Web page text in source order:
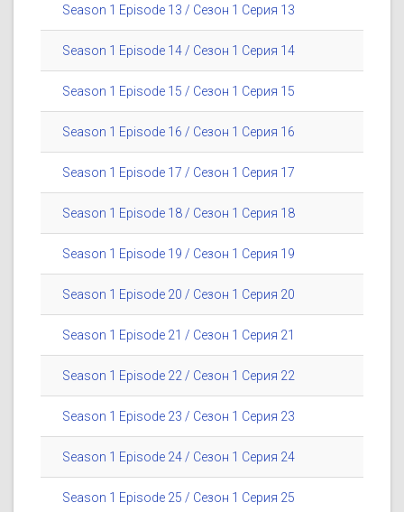
Season 1 Episode 13 / Сезон 1 Серия 13
Season 1 Episode 14 / Сезон 1 Серия 14
Season 1 Episode 15 / Сезон 1 Серия 15
Season 1 Episode 16 / Сезон 1 Серия 16
Season 1 Episode 17 / Сезон 1 Серия 17
Season 1 Episode 18 / Сезон 1 Серия 18
Season 1 Episode 19 / Сезон 1 Серия 19
Season 1 Episode 20 / Сезон 1 Серия 20
Season 1 Episode 21 / Сезон 1 Серия 21
Season 1 Episode 22 / Сезон 1 Серия 22
Season 1 Episode 23 / Сезон 1 Серия 23
Season 1 Episode 24 / Сезон 1 Серия 24
Season 1 Episode 25 / Сезон 1 Серия 25